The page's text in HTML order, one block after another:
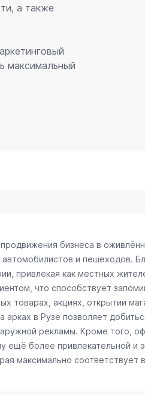
а также
максимальный
бизнеса в
и пешеходов.
привлекая как местных
что способствует
товарах, акциях, открытии
в Рузе позволяет
рекламы. Кроме того,
ещё более привлекательной
максимально